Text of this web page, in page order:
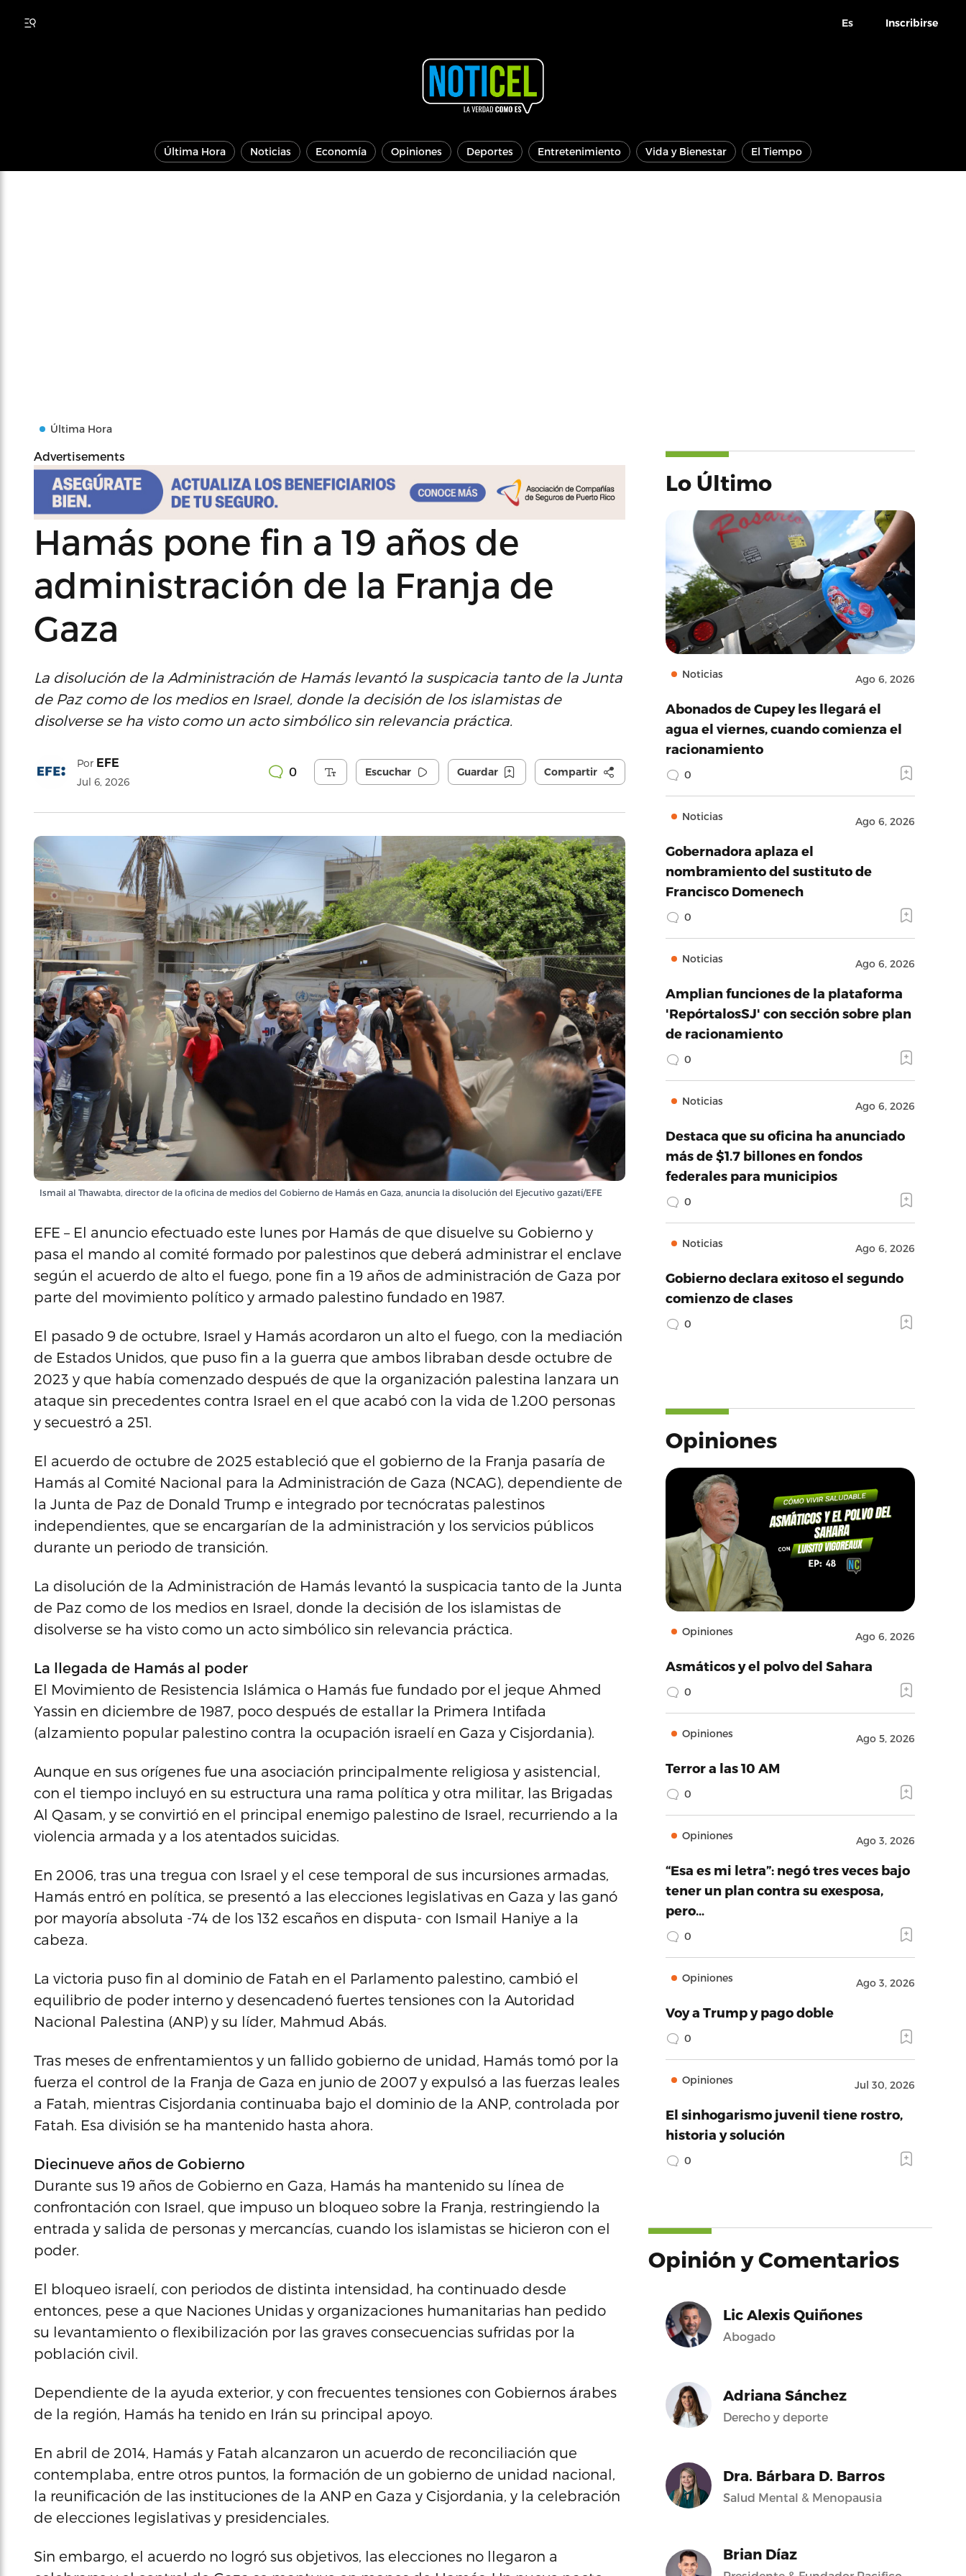
Es Inscribirse
Última Hora Noticias Economía Opiniones Deportes Entretenimiento Vida y Bienestar El Tiempo
Última Hora
Advertisements
Hamás pone fin a 19 años de
administración de la Franja de
Gaza
La disolución de la Administración de Hamás levantó la suspicacia tanto de la Junta
de Paz como de los medios en Israel, donde la decisión de los islamistas de
disolverse se ha visto como un acto simbólico sin relevancia práctica.
Por EFE
Jul 6, 2026
0 Escuchar Guardar Compartir
Ismail al Thawabta, director de la oficina de medios del Gobierno de Hamás en Gaza, anuncia la disolución del Ejecutivo gazatí/EFE
EFE – El anuncio efectuado este lunes por Hamás de que disuelve su Gobierno y
pasa el mando al comité formado por palestinos que deberá administrar el enclave
según el acuerdo de alto el fuego, pone fin a 19 años de administración de Gaza por
parte del movimiento político y armado palestino fundado en 1987.
El pasado 9 de octubre, Israel y Hamás acordaron un alto el fuego, con la mediación
de Estados Unidos, que puso fin a la guerra que ambos libraban desde octubre de
2023 y que había comenzado después de que la organización palestina lanzara un
ataque sin precedentes contra Israel en el que acabó con la vida de 1.200 personas
y secuestró a 251.
El acuerdo de octubre de 2025 estableció que el gobierno de la Franja pasaría de
Hamás al Comité Nacional para la Administración de Gaza (NCAG), dependiente de
la Junta de Paz de Donald Trump e integrado por tecnócratas palestinos
independientes, que se encargarían de la administración y los servicios públicos
durante un periodo de transición.
La disolución de la Administración de Hamás levantó la suspicacia tanto de la Junta
de Paz como de los medios en Israel, donde la decisión de los islamistas de
disolverse se ha visto como un acto simbólico sin relevancia práctica.
La llegada de Hamás al poder
El Movimiento de Resistencia Islámica o Hamás fue fundado por el jeque Ahmed
Yassin en diciembre de 1987, poco después de estallar la Primera Intifada
(alzamiento popular palestino contra la ocupación israelí en Gaza y Cisjordania).
Aunque en sus orígenes fue una asociación principalmente religiosa y asistencial,
con el tiempo incluyó en su estructura una rama política y otra militar, las Brigadas
Al Qasam, y se convirtió en el principal enemigo palestino de Israel, recurriendo a la
violencia armada y a los atentados suicidas.
En 2006, tras una tregua con Israel y el cese temporal de sus incursiones armadas,
Hamás entró en política, se presentó a las elecciones legislativas en Gaza y las ganó
por mayoría absoluta -74 de los 132 escaños en disputa- con Ismail Haniye a la
cabeza.
La victoria puso fin al dominio de Fatah en el Parlamento palestino, cambió el
equilibrio de poder interno y desencadenó fuertes tensiones con la Autoridad
Nacional Palestina (ANP) y su líder, Mahmud Abás.
Tras meses de enfrentamientos y un fallido gobierno de unidad, Hamás tomó por la
fuerza el control de la Franja de Gaza en junio de 2007 y expulsó a las fuerzas leales
a Fatah, mientras Cisjordania continuaba bajo el dominio de la ANP, controlada por
Fatah. Esa división se ha mantenido hasta ahora.
Diecinueve años de Gobierno
Durante sus 19 años de Gobierno en Gaza, Hamás ha mantenido su línea de
confrontación con Israel, que impuso un bloqueo sobre la Franja, restringiendo la
entrada y salida de personas y mercancías, cuando los islamistas se hicieron con el
poder.
El bloqueo israelí, con periodos de distinta intensidad, ha continuado desde
entonces, pese a que Naciones Unidas y organizaciones humanitarias han pedido
su levantamiento o flexibilización por las graves consecuencias sufridas por la
población civil.
Dependiente de la ayuda exterior, y con frecuentes tensiones con Gobiernos árabes
de la región, Hamás ha tenido en Irán su principal apoyo.
En abril de 2014, Hamás y Fatah alcanzaron un acuerdo de reconciliación que
contemplaba, entre otros puntos, la formación de un gobierno de unidad nacional,
la reunificación de las instituciones de la ANP en Gaza y Cisjordania, y la celebración
de elecciones legislativas y presidenciales.
Sin embargo, el acuerdo no logró sus objetivos, las elecciones no llegaron a
Lo Último
Noticias Ago 6, 2026
Abonados de Cupey les llegará el
agua el viernes, cuando comienza el
racionamiento
0
Noticias Ago 6, 2026
Gobernadora aplaza el
nombramiento del sustituto de
Francisco Domenech
0
Noticias Ago 6, 2026
Amplian funciones de la plataforma
'RepórtalosSJ' con sección sobre plan
de racionamiento
0
Noticias Ago 6, 2026
Destaca que su oficina ha anunciado
más de $1.7 billones en fondos
federales para municipios
0
Noticias Ago 6, 2026
Gobierno declara exitoso el segundo
comienzo de clases
0
Opiniones
Opiniones Ago 6, 2026
Asmáticos y el polvo del Sahara
0
Opiniones Ago 5, 2026
Terror a las 10 AM
0
Opiniones Ago 3, 2026
“Esa es mi letra”: negó tres veces bajo
tener un plan contra su exesposa,
pero…
0
Opiniones Ago 3, 2026
Voy a Trump y pago doble
0
Opiniones Jul 30, 2026
El sinhogarismo juvenil tiene rostro,
historia y solución
0
Opinión y Comentarios
Lic Alexis Quiñones
Abogado
Adriana Sánchez
Derecho y deporte
Dra. Bárbara D. Barros
Salud Mental & Menopausia
Brian Díaz